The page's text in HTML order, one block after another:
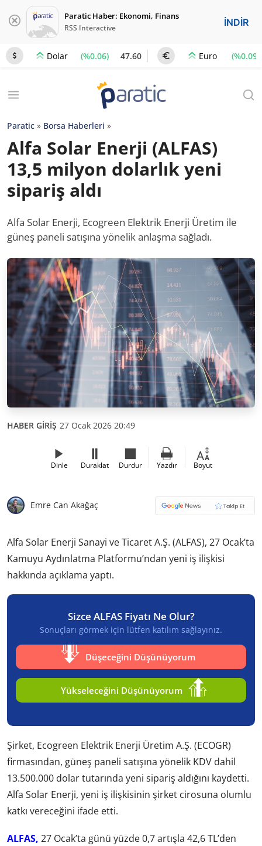
Paratic Haber: Ekonomi, Finans
RSS Interactive İNDİR
Dolar (%0.06) 47.60 Euro (%0.09)
Paratic » Borsa Haberleri »
Alfa Solar Enerji (ALFAS)
13,5 milyon dolarlık yeni
sipariş aldı
Alfa Solar Enerji, Ecogreen Elektrik Enerji Üretim ile
güneş paneli satışına yönelik anlaşma sağladı.
HABER GİRİŞ 27 Ocak 2026 20:49
Dinle Duraklat Durdur Yazdır Boyut
Emre Can Akağaç
Alfa Solar Enerji Sanayi ve Ticaret A.Ş. (ALFAS), 27 Ocak’ta
Kamuyu Aydınlatma Platformu’ndan yeni iş ilişkisi
hakkında açıklama yaptı.
Sizce ALFAS Fiyatı Ne Olur?
Sonuçları görmek için lütfen katılım sağlayınız.
Düşeceğini Düşünüyorum
Yükseleceğini Düşünüyorum
Şirket, Ecogreen Elektrik Enerji Üretim A.Ş. (ECOGR)
firmasından, güneş paneli satışına yönelik KDV dahil
13.500.000 dolar tutarında yeni sipariş aldığını kaydetti.
Alfa Solar Enerji, yeni iş ilişkisinin şirket cirosuna olumlu
katkı vereceğini ifade etti.
ALFAS, 27 Ocak’ta günü yüzde 0,7 artışla 42,6 TL’den